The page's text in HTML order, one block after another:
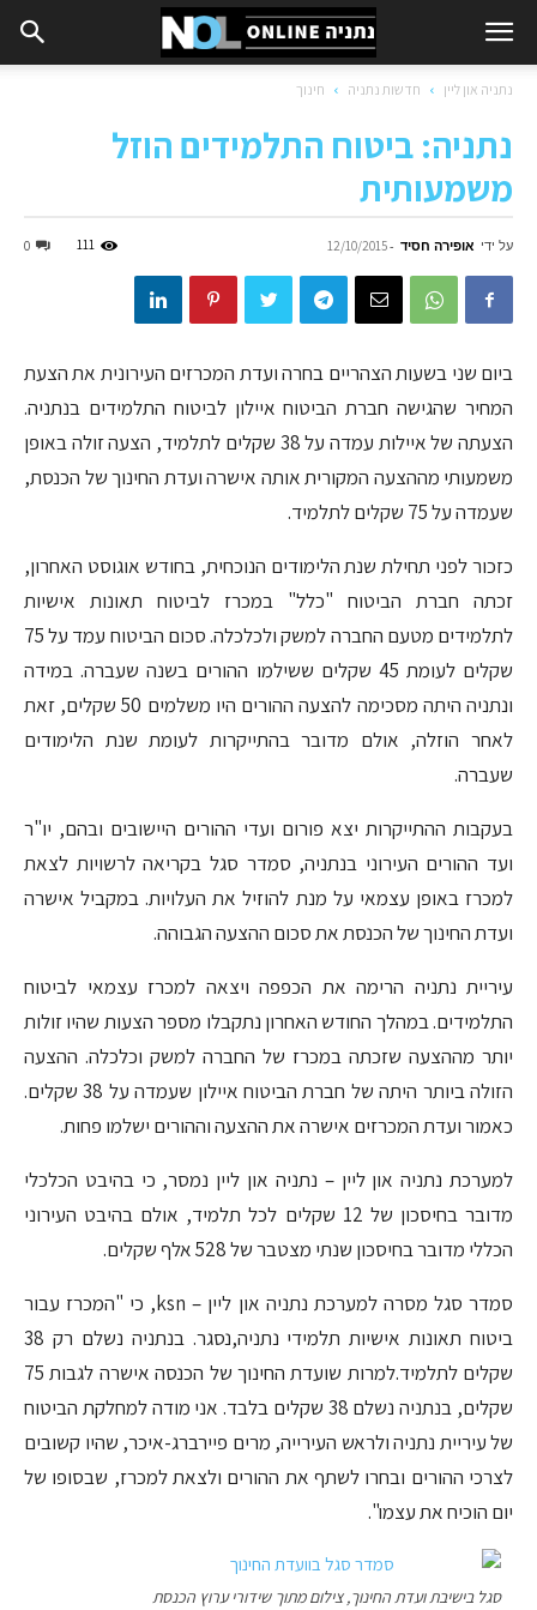
נתניה און ליין חדשות נתניה חינוך
נתניה: ביטוח התלמידים הוזל
משמעותית
על ידי אופירה חסיד -
12/10/2015
0 111
ביום שני בשעות הצהריים בחרה ועדת המכרזים העירונית את הצעת
המחיר שהגישה חברת הביטוח איילון לביטוח התלמידים בנתניה.
הצעתה של איילות עמדה על 38 שקלים לתלמיד, הצעה זולה באופן
משמעותי מההצעה המקורית אותה אישרה ועדת החינוך של הכנסת,
שעמדה על 75 שקלים לתלמיד.
כזכור לפני תחילת שנת הלימודים הנוכחית, בחודש אוגוסט האחרון,
זכתה חברת הביטוח "כלל" במכרז לביטוח תאונות אישיות
לתלמידים מטעם החברה למשק ולכלכלה. סכום הביטוח עמד על 75
שקלים לעומת 45 שקלים ששילמו ההורים בשנה שעברה. במידה
ונתניה היתה מסכימה להצעה ההורים היו משלמים 50 שקלים, זאת
לאחר הוזלה, אולם מדובר בהתייקרות לעומת שנת הלימודים
שעברה.
בעקבות ההתייקרות יצא פורום ועדי ההורים היישובים ובהם, יו"ר
ועד ההורים העירוני בנתניה, סמדר סגל בקריאה לרשויות לצאת
למכרז באופן עצמאי על מנת להוזיל את העלויות. במקביל אישרה
ועדת החינוך של הכנסת את סכום ההצעה הגבוהה.
עיריית נתניה הרימה את הכפפה ויצאה למכרז עצמאי לביטוח
התלמידים. במהלך החודש האחרון נתקבלו מספר הצעות שהיו זולות
יותר מההצעה שזכתה במכרז של החברה למשק וכלכלה. ההצעה
הזולה ביותר היתה של חברת הביטוח איילון שעמדה על 38 שקלים.
כאמור ועדת המכרזים אישרה את ההצעה וההורים ישלמו פחות.
למערכת נתניה און ליין – נתניה און ליין נמסר, כי בהיבט הכלכלי
מדובר בחיסכון של 12 שקלים לכל תלמיד, אולם בהיבט העירוני
הכללי מדובר בחיסכון שנתי מצטבר של 528 אלף שקלים.
סמדר סגל מסרה למערכת נתניה און ליין – ksn, כי "המכרז עבור
ביטוח תאונות אישיות תלמידי נתניה,נסגר. בנתניה נשלם רק 38
שקלים לתלמיד.למרות שועדת החינוך של הכנסה אישרה לגבות 75
שקלים, בנתניה נשלם 38 שקלים בלבד. אני מודה למחלקת הביטוח
של עיריית נתניה ולראש העירייה, מרים פיירברג-איכר, שהיו קשובים
לצרכי ההורים ובחרו לשתף את ההורים ולצאת למכרז, שבסופו של
יום הוכיח את עצמו".
סגל בישיבת ועדת החינוך, צילום מתוך שידורי ערוץ הכנסת